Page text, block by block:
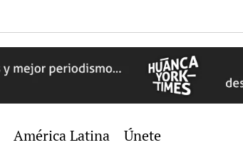
América Latina Únete